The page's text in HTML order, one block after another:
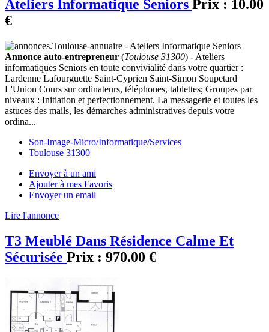
Ateliers Informatique Seniors Prix : 10.00
€
Annonce auto-entrepreneur (Toulouse 31300) - Ateliers
informatiques Seniors en toute convivialité dans votre quartier :
Lardenne Lafourguette Saint-Cyprien Saint-Simon Soupetard
L'Union Cours sur ordinateurs, téléphones, tablettes; Groupes par
niveaux : Initiation et perfectionnement. La messagerie et toutes les
astuces des mails, les démarches administratives depuis votre
ordina...
Son-Image-Micro/Informatique/Services
Toulouse 31300
Envoyer à un ami
Ajouter à mes Favoris
Envoyer un email
Lire l'annonce
T3 Meublé Dans Résidence Calme Et
Sécurisée Prix : 970.00 €